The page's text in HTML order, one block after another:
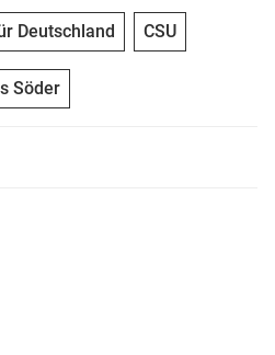
Deutschland CSU
Söder